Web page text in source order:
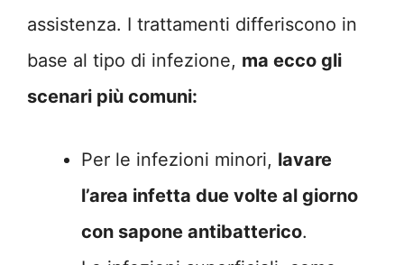
assistenza. I trattamenti differiscono in
base al tipo di infezione, ma ecco gli
scenari più comuni:
Per le infezioni minori, lavare
l’area infetta due volte al giorno
con sapone antibatterico.